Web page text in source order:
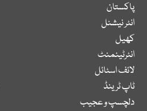
پاکستان
انٹر نیشنل
کھیل
انٹرٹینمنٹ
لائف اسٹائل
ٹاپ ٹرینڈ
دلچسپ و عجیب